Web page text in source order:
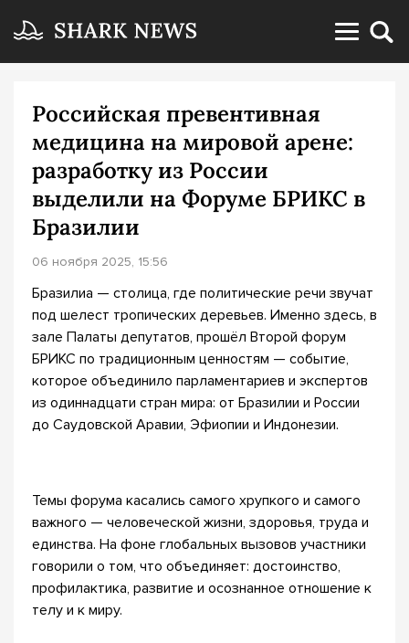
Российская превентивная
медицина на мировой арене:
разработку из России
выделили на Форуме БРИКС в
Бразилии
06 ноября 2025, 15:56
Бразилиа — столица, где политические речи звучат
под шелест тропических деревьев. Именно здесь, в
зале Палаты депутатов, прошёл Второй форум
БРИКС по традиционным ценностям — событие,
которое объединило парламентариев и экспертов
из одиннадцати стран мира: от Бразилии и России
до Саудовской Аравии, Эфиопии и Индонезии.
Темы форума касались самого хрупкого и самого
важного — человеческой жизни, здоровья, труда и
единства. На фоне глобальных вызовов участники
говорили о том, что объединяет: достоинство,
профилактика, развитие и осознанное отношение к
телу и к миру.